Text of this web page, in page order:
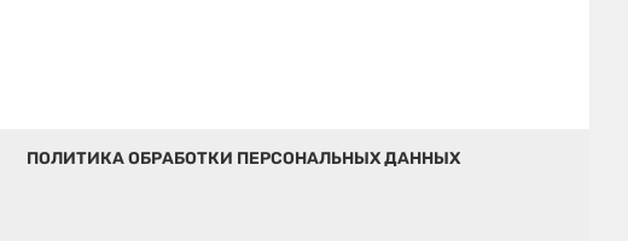
ПОЛИТИКА ОБРАБОТКИ ПЕРСОНАЛЬНЫХ ДАННЫХ